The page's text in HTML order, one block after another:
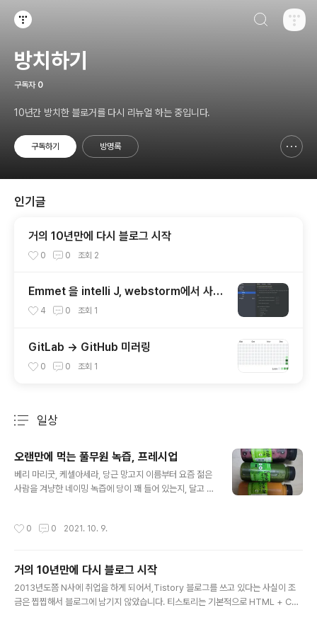
방치하기
구독자 0
10년간 방치한 블로거를 다시 리뉴얼 하는 중입니다.
구독하기 방명록
인기글
거의 10년만에 다시 블로그 시작
0 0 조회 2
Emmet 을 intelli J, webstorm에서 사용
하기4 0 조회 1
GitLab → GitHub 미러링
0 0 조회 1
일상
오랜만에 먹는 풀무원 녹즙, 프레시업
베리 마리굿, 케셀아세라, 당근 망고지 이름부터 요즘 젊은
사람을 겨냥한 네이밍 녹즙에 당이 꽤 들어 있는지, 달고 맛
맛을 나타내는 척도가 맞는것 같다.
0 0 2021. 10. 9.
거의 10년만에 다시 블로그 시작
2013년도쯤 N사에 취업을 하게 되어서,Tistory 블로그를 쓰고 있다는 사실이 조
금은 찝찝해서 블로그에 남기지 않았습니다. 티스토리는 기본적으로 HTML + CSS